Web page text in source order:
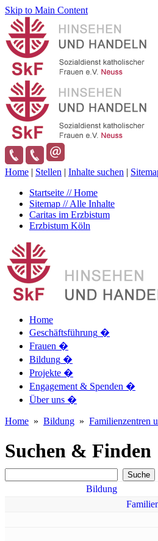
Skip to Main Content
Home | Stellen | Inhalte suchen |
Startseite // Home
Sitemap // Alle Inhalte
Caritas im Erzbistum
Erzbistum Köln
Home
Geschäftsführung �
Frauen �
Bildung �
Projekte �
Engagement & Spenden �
Über uns �
Home » Bildung » Familienzentren
Suchen & Finden
Bildung